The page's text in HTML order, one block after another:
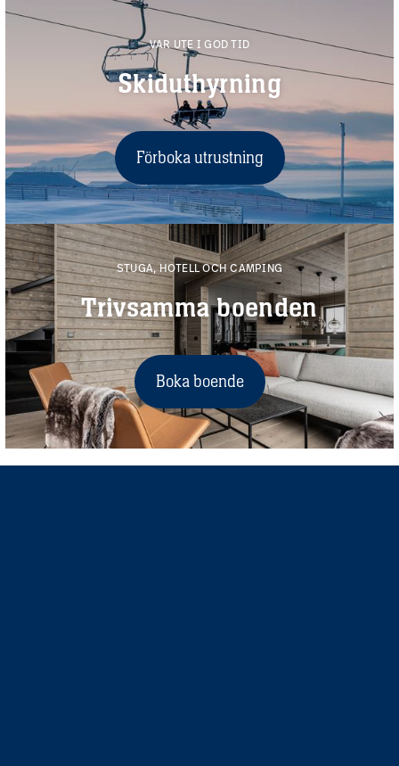
VAR UTE I GOD TID
Skiduthyrning
Förboka utrustning
STUGA, HOTELL OCH CAMPING
Trivsamma boenden
Boka boende